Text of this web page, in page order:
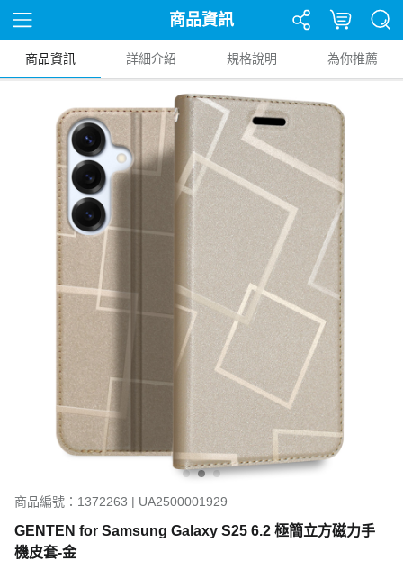
商品資訊
商品資訊 詳細介紹 規格說明 為你推薦
商品編號：1372263 | UA2500001929
GENTEN for Samsung Galaxy S25 6.2 極簡立方磁力手
機皮套-金